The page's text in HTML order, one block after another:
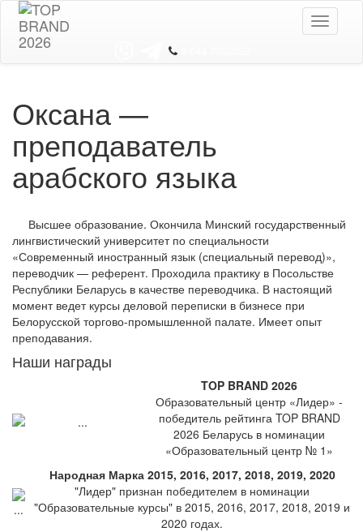
Toggle
Оксана —
преподаватель
арабского языка
Высшее образование. Окончила Минский государственный
лингвистический университет по специальности
«Современный иностранный язык (специальный перевод)»,
переводчик — референт. Проходила практику в Посольстве
Республики Беларусь в качестве переводчика. В настоящий
момент ведет курсы деловой переписки в бизнесе при
Белорусской торгово-промышленной палате. Имеет опыт
преподавания.
Наши награды
TOP BRAND 2026
Образовательный центр «Лидер» -
победитель рейтинга TOP BRAND
2026 Беларусь в номинации
«Образовательный центр № 1»
Народная Марка 2015, 2016, 2017, 2018, 2019, 2020
"Лидер" признан победителем в номинации
"Образовательные курсы" в 2015, 2016, 2017, 2018, 2019 и
2020 годах.